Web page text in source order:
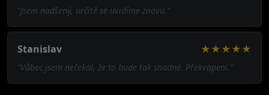
"Jsem nadšený, určitě se uvidíme znovu."
Stanislav ★★★★★
"Vůbec jsem nečekal, že to bude tak snadné. Překvapení."